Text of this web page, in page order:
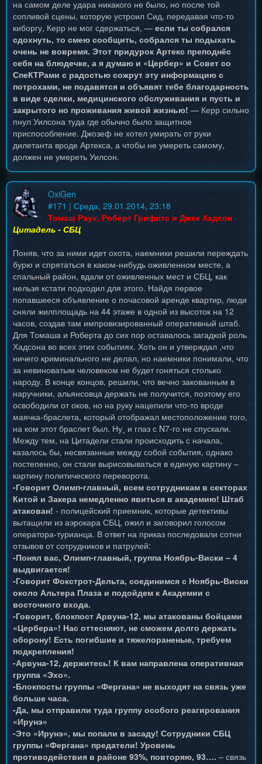
на самом деле удара никакого не было, но после той
сопливой сцены, которую устроил Сид, передавая что-то
киборгу, Керр не мог сдержаться, — если ты собрался
сдохнуть, то смею сообщить, собрался ты подыхать
очень не вовремя. Этот придурок Артекс преподнёс
себя на блюдечке, а я думаю и «Цербер» и Совет со
СпеКТРами с радостью сожрут эту информацию с
потрохами, не подавятся и объявят тебе благодарность
в виде сделки, медицинского обслуживания и пусть и
закрытого но проживания живой жизнью! — Керр сильно
пнул Уилсона туда где обычно было защитное
приспособление. Джозеф не хотел умирать от руки
дилетанта вроде Артекса, а чтобы не умереть самому,
должен не умереть Уилсон.
OxiGen
#171 | Среда, 29.01.2014, 23:18
Томаш Раух, Роберт Грифитс и Джек Хадсон
Цитадель - СБЦ
Поняв, что за ними идет охота, наемники решили переждать
бурю и спрятаться в каком-нибудь оживленном месте, а
спальный район, вдали от оживленных мест и СБЦ, как
нельзя кстати подходил для этого. Найдя первое
попавшееся объявление о почасовой аренде квартир, люди
сняли жилплощадь на 44 этаже в одной из высоток на 12
часов, создав там импровизированный оперативный штаб.
Для Томаша и Роберта до сих пор оставалось загадкой роль
Хадсона во всех этих событиях. Хоть он и утверждал ,что
ничего криминального не делал, но наемники понимали, что
за невиноватым человеком не будет гоняться столько
народу. В конце концов, решили, что вечно закованным в
наручники, альянсовца держать не получится, поэтому его
освободили от оков, но на руку нацепили что-то вроде
маячка-браслета, который отображал местоположение того,
на ком этот браслет был. Ну¸ и глаз с N7-го не спускали.
Между тем, на Цитадели стали происходить с начала,
казалось бы, несвязанные между собой события, однако
постепенно, он стали вырисовываться в единую картину –
картину политического переворота.
-Говорит Олимп-главный, всем сотрудникам в секторах
Китой и Закера немедленно явиться в академию! Штаб
атакован! - полицейский приемник, которые детективы
вытащили из аэрокара СБЦ, ожил и заговорил голосом
оператора-турианца. В ответ на приказ последовали сотни
отзывов от сотрудников и патрулей:
-Понял вас, Олимп-главный, группа Ноябрь-Виски – 4
выдвигается!
-Говорит Фокстрот-Дельта, соединимся с Ноябрь-Виски
около Альтера Плаза и подойдем к Академии с
восточного входа.
-Говорит, блокпост Арвуна-12, мы атакованы бойцами
«Цербера»! Нас оттесняют, не сможем долго держать
оборону! Есть погибшие и тяжелораненые, требуем
подкрепления!
-Арвуна-12, держитесь! К вам направлена оперативная
группа «Эхо».
-Блокпосты группы «Фергана» не выходят на связь уже
больше часа.
-Да, мы отправили туда группу особого реагирования
«Ирунэ»
-Это «Ирунэ», мы попали в засаду! Сотрудники СБЦ
группы «Фергана» предатели! Уровень
противодействия в районе 93%, повторяю, 93…. – связь